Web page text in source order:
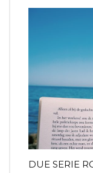
DUE SERIE